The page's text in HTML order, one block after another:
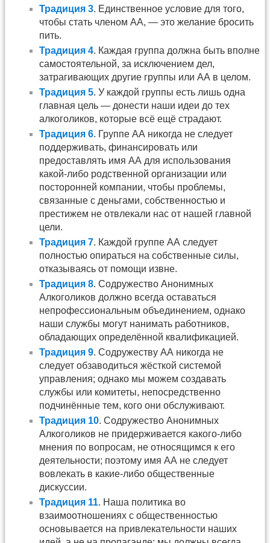
Традиция 3. Единственное условие для того,
чтобы стать членом АА, — это желание бросить
пить.
Традиция 4. Каждая группа должна быть вполне
самостоятельной, за исключением дел,
затрагивающих другие группы или АА в целом.
Традиция 5. У каждой группы есть лишь одна
главная цель — донести наши идеи до тех
алкоголиков, которые всё ещё страдают.
Традиция 6. Группе АА никогда не следует
поддерживать, финансировать или
предоставлять имя АА для использования
какой-либо родственной организации или
посторонней компании, чтобы проблемы,
связанные с деньгами, собственностью и
престижем не отвлекали нас от нашей главной
цели.
Традиция 7. Каждой группе АА следует
полностью опираться на собственные силы,
отказываясь от помощи извне.
Традиция 8. Содружество Анонимных
Алкоголиков должно всегда оставаться
непрофессиональным объединением, однако
наши службы могут нанимать работников,
обладающих определённой квалификацией.
Традиция 9. Содружеству АА никогда не
следует обзаводиться жёсткой системой
управления; однако мы можем создавать
службы или комитеты, непосредственно
подчинённые тем, кого они обслуживают.
Традиция 10. Содружество Анонимных
Алкоголиков не придерживается какого-либо
мнения по вопросам, не относящимся к его
деятельности; поэтому имя АА не следует
вовлекать в какие-либо общественные
дискуссии.
Традиция 11. Наша политика во
взаимоотношениях с общественностью
основывается на привлекательности наших